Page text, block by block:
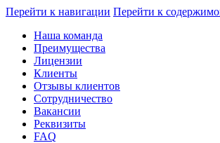
Перейти к навигации Перейти к
Наша команда
Преимущества
Лицензии
Клиенты
Отзывы клиентов
Сотрудничество
Вакансии
Реквизиты
FAQ